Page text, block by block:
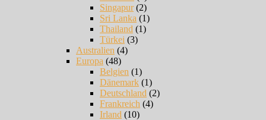
Singapur(2)
Sri Lanka (1)
Thailand (1)
Türkei (3)
Australien (4)
Europa (48)
Belgien (1)
Dänemark (1)
Deutschland (2)
Frankreich (4)
Irland (10)